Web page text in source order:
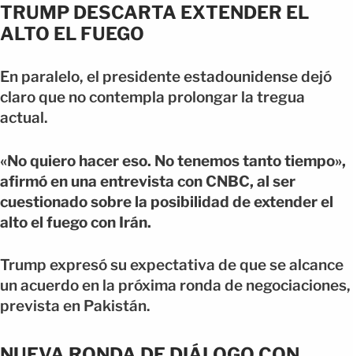
TRUMP DESCARTA EXTENDER EL
ALTO EL FUEGO
En paralelo, el presidente estadounidense dejó
claro que no contempla prolongar la tregua
actual.
«No quiero hacer eso. No tenemos tanto tiempo»,
afirmó en una entrevista con CNBC, al ser
cuestionado sobre la posibilidad de extender el
alto el fuego con Irán.
Trump expresó su expectativa de que se alcance
un acuerdo en la próxima ronda de negociaciones,
prevista en Pakistán.